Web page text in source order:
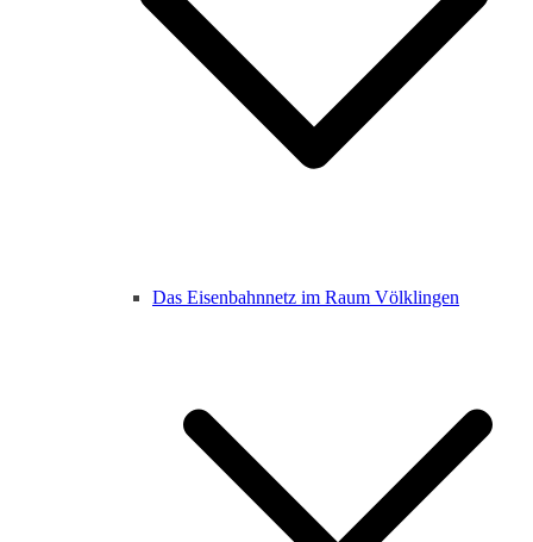
Das Eisenbahnnetz im Raum Völklingen